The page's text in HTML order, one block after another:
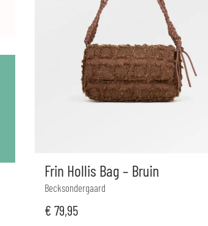
Frin Hollis Bag – Bruin
Becksondergaard
€ 79,95